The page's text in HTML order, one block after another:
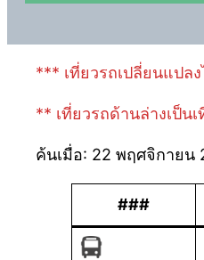
*** เที่ยวรถเปลี่ยนแปล
** เที่ยวรถด้านล่างเป็น
ค้นเมื่อ: 22 พฤศจิกายน
###